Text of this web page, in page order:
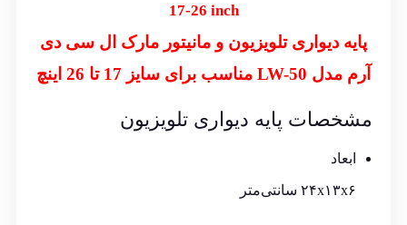
17-26 inch
پایه دیواری تلویزیون و مانیتور مارک ال سی دی
آرم مدل LW-50 مناسب برای سایز 17 تا 26 اینچ
مشخصات پایه دیواری تلویزیون
ابعاد
۲۴x۱۳x۶ سانتی‌متر